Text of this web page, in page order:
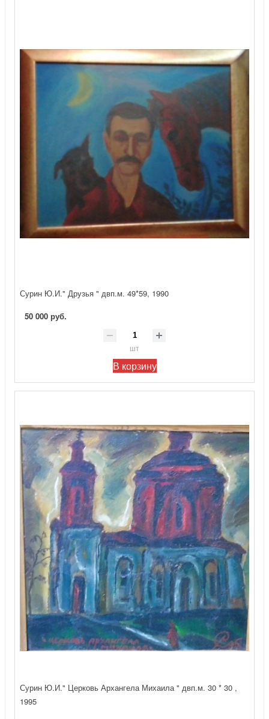
Сурин Ю.И." Друзья " двп.м. 49*59, 1990
50 000 руб.
шт
В корзину
Сурин Ю.И." Церковь Архангела Михаила " двп.м. 30 * 30 ,
1995